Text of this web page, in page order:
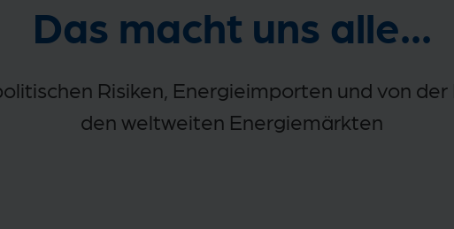
Das macht uns alle...
Risiken, Energieimporten und von
den weltweiten Energiemärkten